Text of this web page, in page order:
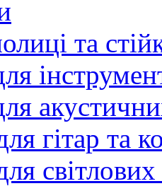
та
гітар та